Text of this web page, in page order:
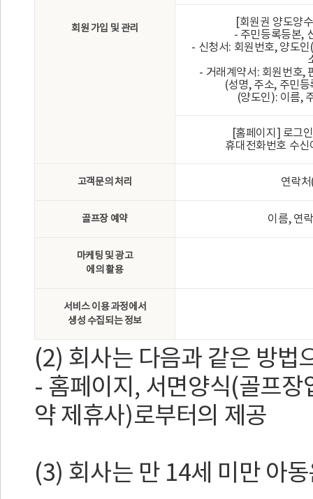
회원 가입 및 관리
[회원권 양도양
- 주민등록등본,
- 신청서: 회원번호, 양도
- 거래계약서: 회원번호,
(성명, 주소, 주민
(양도인): 이름,
[홈페이지] 로그
휴대전화번호 수
고객문의 처리 연락
골프장 예약 이름, 연
마케팅 및 광고
에의 활용
서비스 이용 과정에서
생성 수집되는 정보
(2) 회사는 다음과 같은 방법
- 홈페이지, 서면양식(골프
약 제휴사)로부터의 제공
(3) 회사는 만 14세 미만 아